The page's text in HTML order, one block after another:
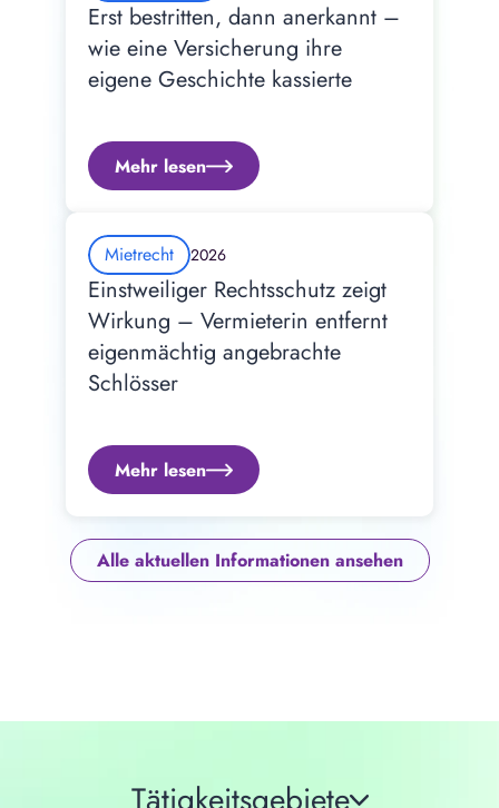
Erst bestritten, dann anerkannt –
wie eine Versicherung ihre
eigene Geschichte kassierte
Mehr lesen
Mietrecht 2026
Einstweiliger Rechtsschutz zeigt
Wirkung – Vermieterin entfernt
eigenmächtig angebrachte
Schlösser
Mehr lesen
Alle aktuellen Informationen ansehen